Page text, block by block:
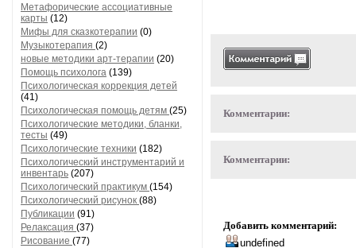
Метафорические ассоциативные
карты (12)
Мифы для сказкотерапии (0)
Музыкотерапия (2)
новые методики арт-терапии (20)
Помощь психолога (139)
Психологическая коррекция детей
(41)
Психологическая помощь детям (25)
Психологические методики, бланки,
тесты (49)
Психологические техники (182)
Психологический инструментарий и
инвентарь (207)
Психологический практикум (154)
Психологический рисунок (88)
Публикации (91)
Релаксация (37)
Рисование (77)
Комментарии:
Комментарии:
Добавить комментарий: